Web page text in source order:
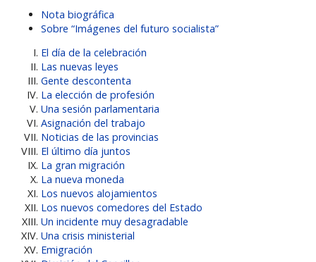
Nota biográfica
Sobre “Imágenes del futuro socialista”
El día de la celebración
Las nuevas leyes
Gente descontenta
La elección de profesión
Una sesión parlamentaria
Asignación del trabajo
Noticias de las provincias
El último día juntos
La gran migración
La nueva moneda
Los nuevos alojamientos
Los nuevos comedores del Estado
Un incidente muy desagradable
Una crisis ministerial
Emigración